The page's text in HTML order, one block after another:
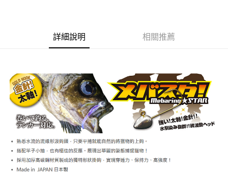
運送方式
全家取貨付款
每筆NT$60
每筆NT$60，滿NT$1,900(含以上)免運費
7-11取貨付款
詳細說明 相關推薦